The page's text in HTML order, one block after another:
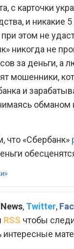
с карточки
и никакие 5
этом не
никогда не
за деньги, а
мошенники,
и
обманом
что «Сбербанк»
News, Twitter,
RSS чтобы
интересные